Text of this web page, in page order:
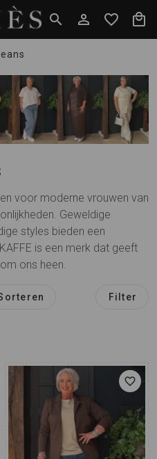
voor moderne vrouwen van
Geweldige
styles bieden een
is een merk dat geeft
ons heen.
Filter